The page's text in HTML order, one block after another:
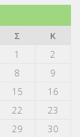
Σ
Κ
1
2
8
9
15
16
22
23
29
30